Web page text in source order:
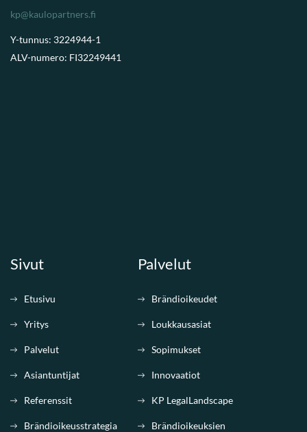
kp@kaulopartners.fi
Y-tunnus: 3224944-1
ALV-numero: FI32249441
Sivut
Etusivu
Yritys
Palvelut
Asiantuntijat
Referenssit
Brändioikeusstrategia
Palvelut
Brändioikeudet
Loukkausasiat
Sopimukset
Innovaatiot
KP LegalLandscape
Brändioikeuksien